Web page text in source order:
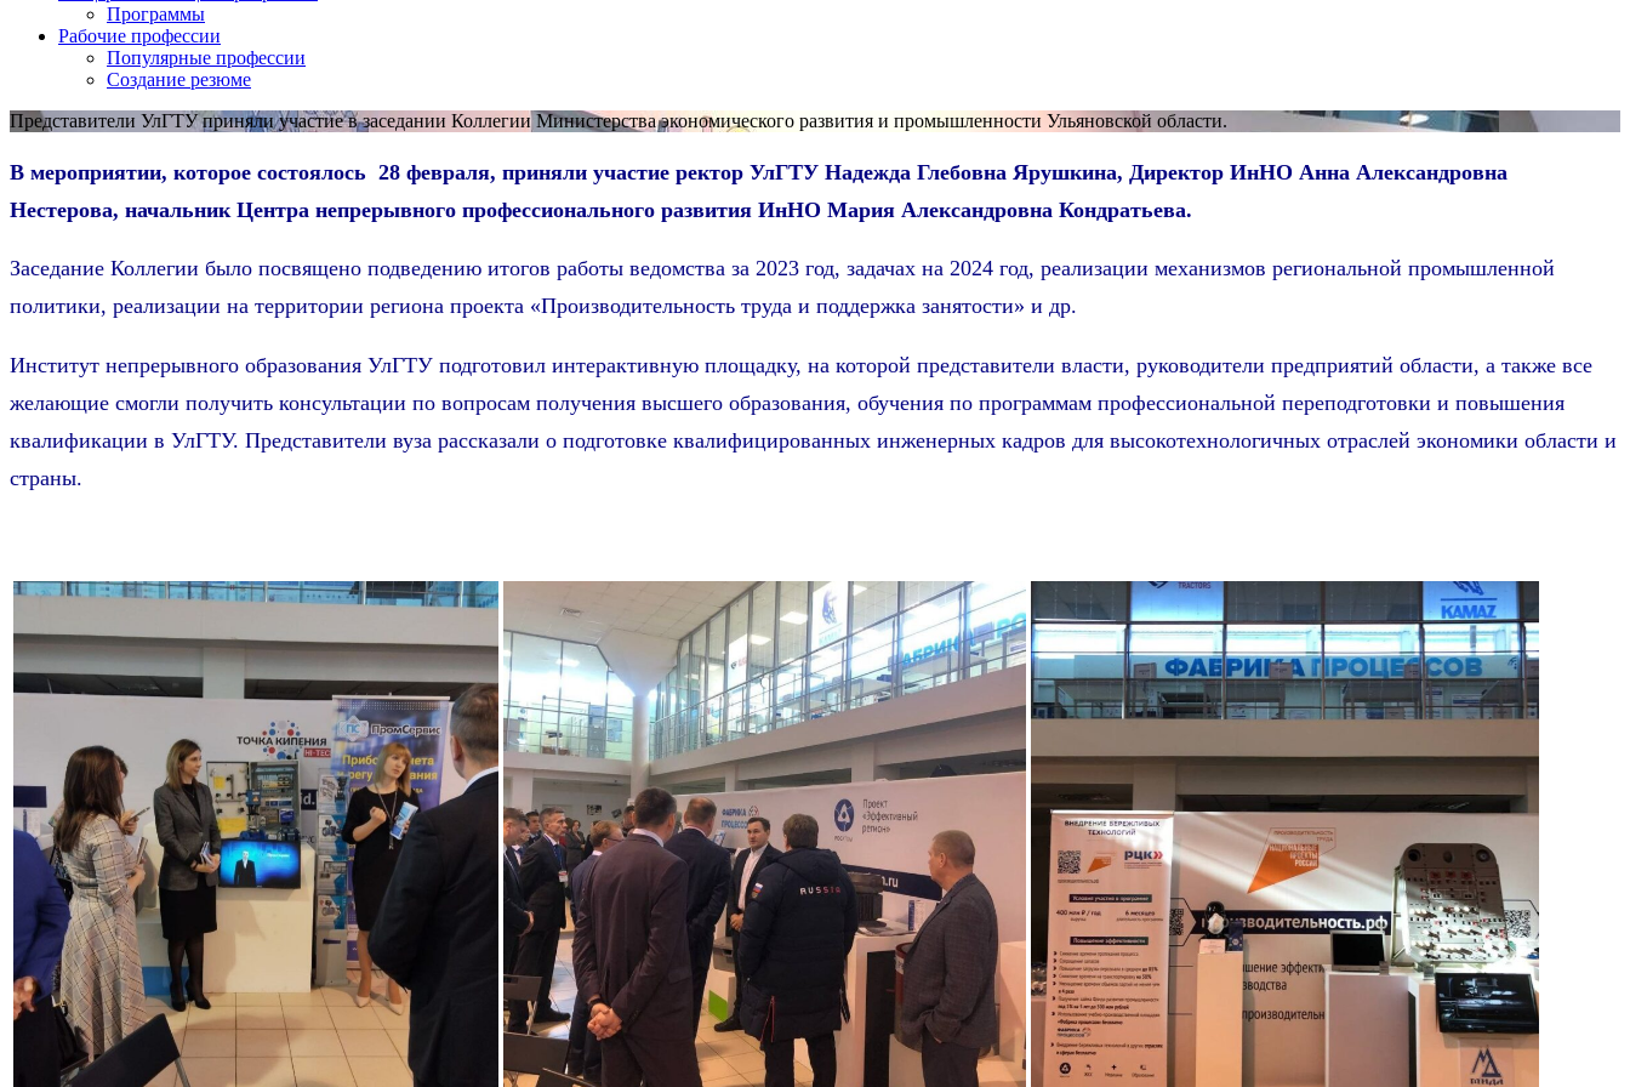
Программы
Рабочие профессии
Популярные профессии
Создание резюме
Представители УлГТУ приняли участие в заседании Коллегии Министерства экономического развития и промышленности Ульяновской области.
В мероприятии, которое состоялось 28 февраля, приняли участие ректор УлГТУ Надежда Глебовна Ярушкина, Директор ИнНО Анна Александровна
Нестерова, начальник Центра непрерывного профессионального развития ИнНО Мария Александровна Кондратьева.
Заседание Коллегии было посвящено подведению итогов работы ведомства за 2023 год, задачах на 2024 год, реализации механизмов региональной промышленной
политики, реализации на территории региона проекта «Производительность труда и поддержка занятости» и др.
Институт непрерывного образования УлГТУ подготовил интерактивную площадку, на которой представители власти, руководители предприятий области, а также все
желающие смогли получить консультации по вопросам получения высшего образования, обучения по программам профессиональной переподготовки и повышения
квалификации в УлГТУ. Представители вуза рассказали о подготовке квалифицированных инженерных кадров для высокотехнологичных отраслей экономики области и
страны.